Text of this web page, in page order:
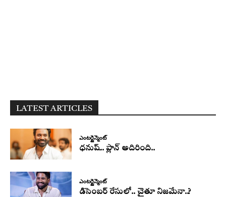
LATEST ARTICLES
ఎంటర్టైన్మెంట్
ధనుష్‌.. ప్లాన్ అదిరింది..
ఎంటర్టైన్మెంట్
డిసెంబర్ రేసులో.. చైతూ నిజమేనా..?